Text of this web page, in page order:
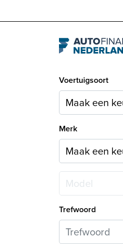
Navigation
Voertuigsoort
Merk
Trefwoord